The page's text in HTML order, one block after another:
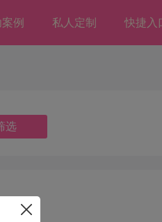
例 私人定制 快捷入
选